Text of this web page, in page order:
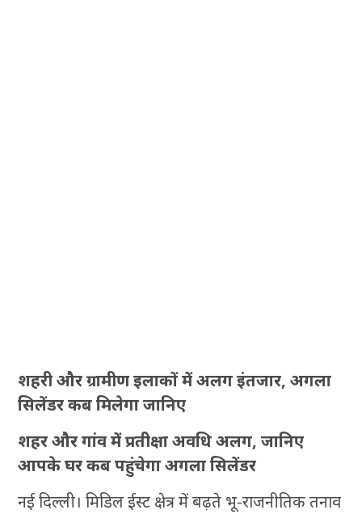
शहरी और ग्रामीण इलाकों में अलग इंतजार, अगला
सिलेंडर कब मिलेगा जानिए
शहर और गांव में प्रतीक्षा अवधि अलग, जानिए
आपके घर कब पहुंचेगा अगला सिलेंडर
नई दिल्ली। मिडिल ईस्ट क्षेत्र में बढ़ते भू-राजनीतिक तनाव